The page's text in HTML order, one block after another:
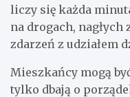
liczy się każda
na drogach, nagłych
zdarzeń z udziałem
Mieszkańcy mogą
tylko dbają o